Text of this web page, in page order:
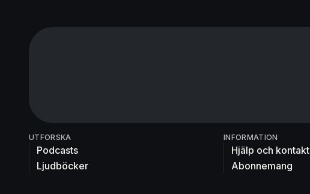
UTFORSKA
Podcasts
Ljudböcker
INFORMATION
Hjälp och kontakt
Abonnemang